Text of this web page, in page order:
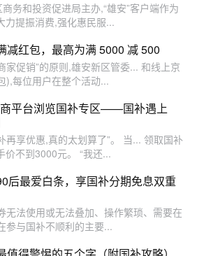
务和投资促进局主办,“雄安”客户端作为
力提振消费,强化惠民服...
减红包，最高为满 5000 减 500
家促销”的原则,雄安新区管委... 和线上京
),每位用户在整个活动...
平台浏览国补专区——国补遇上
再享优惠,真的太划算了”。 当... 领取国补
不到3000元。 “我还...
后最爱白条，享国补分期免息双重
无法使用或无法叠加、操作繁琐、需要在
参与国补不顺利的主要...